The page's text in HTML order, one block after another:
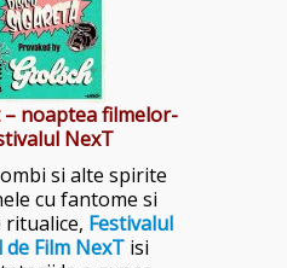
noaptea filmelor-
NexT
si alte spirite
cu fantome si
Festivalul
Film NexT isi